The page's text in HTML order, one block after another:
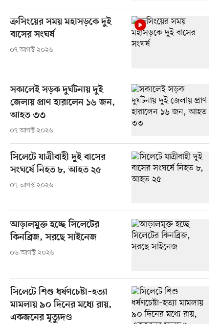
ক্রসিংয়ের সময় মহাসড়কে দুই
বাসের সংঘর্ষ
০৭ আগস্ট ২০২৬
সকালেই সড়ক দুর্ঘটনায় দুই
জেলায় প্রাণ হারালেন ১৬ জন,
আহত ৩৩
০৭ আগস্ট ২০২৬
সিলেটে যাত্রীবাহী দুই বাসের
সংঘর্ষে নিহত ৮, আহত ২৫
০৭ আগস্ট ২০২৬
আড়ালমুক্ত হচ্ছে সিলেটের
কিনব্রিজ, সরছে সাইনেজ
০৬ আগস্ট ২০২৬
সিলেটে শিশু ধর্ষণচেষ্টা–হত্যা
মামলায় ৯০ দিনের মধ্যে রায়,
একজনের মৃত্যুদণ্ড